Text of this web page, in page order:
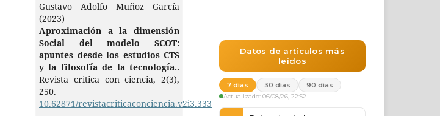
Gustavo Adolfo Muñoz García
(2023)
Aproximación a la dimensión
Social del modelo SCOT:
apuntes desde los estudios CTS
y la filosofía de la tecnología..
Revista critica con ciencia, 2(3),
250.
10.62871/revistacriticaconciencia.v2i3.333